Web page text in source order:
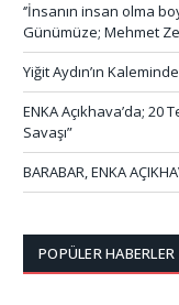
‘’İnsanın insan olma
Günümüze; Mehmet
Yiğit Aydın’ın
ENKA Açıkhava’da; 20
Savaşı”
BARABAR, ENKA
POPÜLER HABERLER